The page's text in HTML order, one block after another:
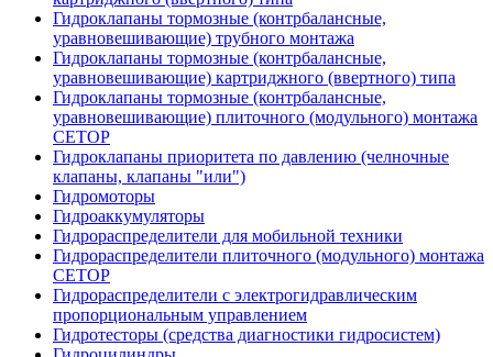
Гидроклапаны тормозные (контрбалансные,
уравновешивающие) трубного монтажа
Гидроклапаны тормозные (контрбалансные,
уравновешивающие) картриджного (ввертного) типа
Гидроклапаны тормозные (контрбалансные,
уравновешивающие) плиточного (модульного) монтажа
CETOP
Гидроклапаны приоритета по давлению (челночные
клапаны, клапаны "или")
Гидромоторы
Гидроаккумуляторы
Гидрораспределители для мобильной техники
Гидрораспределители плиточного (модульного) монтажа
СЕТОР
Гидрораспределители с электрогидравлическим
пропорциональным управлением
Гидротесторы (средства диагностики гидросистем)